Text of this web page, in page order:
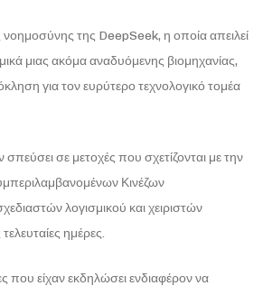
της DeepSeek, η οποία απειλεί
μιας ακόμα αναδυόμενης βιομηχανίας,
για τον ευρύτερο τεχνολογικό τομέα
σπεύσει σε μετοχές που σχετίζονται με την
Κινέζων
λογισμικού και χειριστών
ημέρες.
που είχαν εκδηλώσει ενδιαφέρον να